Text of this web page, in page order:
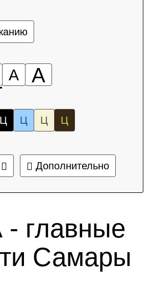
А А
Ц Ц Ц Ц
Дополнительно
главные
Самары